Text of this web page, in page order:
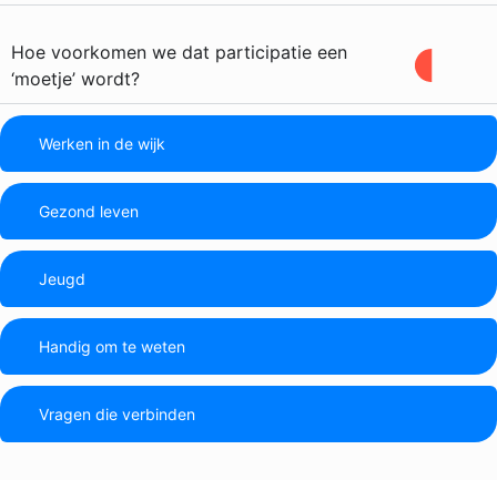
Werken in de wijk
Gezond leven
Jeugd
Handig om te weten
Vragen die verbinden
Hoe voorkomen we dat participatie een
‘moetje’ wordt?